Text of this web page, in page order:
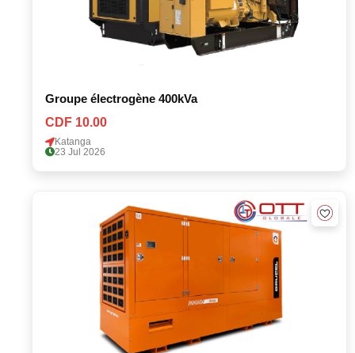
Groupe électrogène 400kVa
CDF 10.00
Katanga
23 Jul 2026